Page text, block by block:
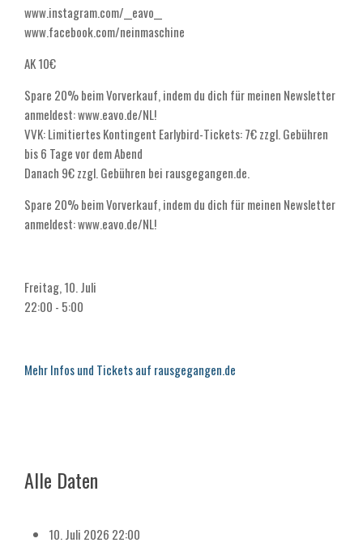
www.instagram.com/__eavo__
www.facebook.com/neinmaschine
AK 10€
Spare 20% beim Vorverkauf, indem du dich für meinen Newsletter
anmeldest: www.eavo.de/NL!
VVK: Limitiertes Kontingent Earlybird-Tickets: 7€ zzgl. Gebühren
bis 6 Tage vor dem Abend
Danach 9€ zzgl. Gebühren bei rausgegangen.de.
Spare 20% beim Vorverkauf, indem du dich für meinen Newsletter
anmeldest: www.eavo.de/NL!
Freitag, 10. Juli
22:00 - 5:00
Mehr Infos und Tickets auf rausgegangen.de
Alle Daten
10. Juli 2026 22:00